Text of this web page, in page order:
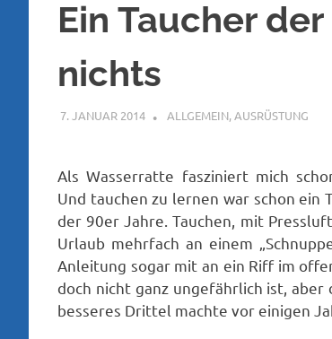
Ein Taucher
nichts
7. JANUAR 2014 PETER
ALLGEMEIN,AUSRÜSTUNG
Als Wasserratte fasziniert mich
Und tauchen zu lernen war schon
der 90er Jahre. Tauchen, mit
Urlaub mehrfach an einem
Anleitung sogar mit an ein Riff im
doch nicht ganz ungefährlich ist, aber
besseres Drittel machte vor einigen